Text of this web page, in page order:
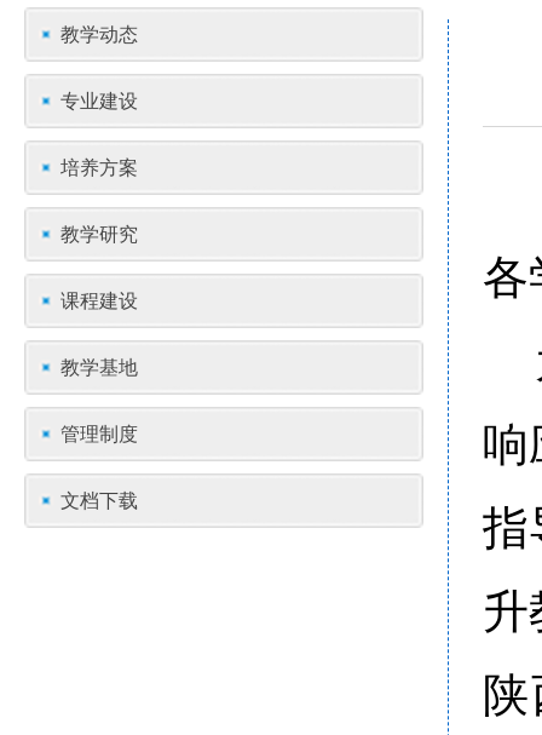
教学动态
专业建设
培养方案
教学研究
课程建设
教学基地
管理制度
文档下载
各
响
指
升